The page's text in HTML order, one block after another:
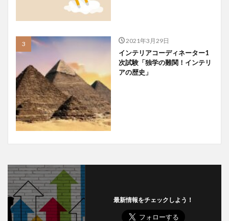
2021年3月29日
インテリアコーディネーター1
次試験「独学の難関！インテリ
アの歴史」
最新情報をチェックしよう！